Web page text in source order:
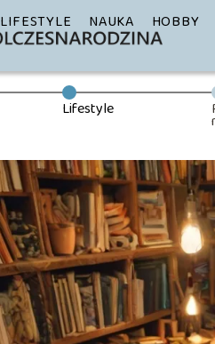
LIFESTYLE NAUKA HOBBY
Lifestyle